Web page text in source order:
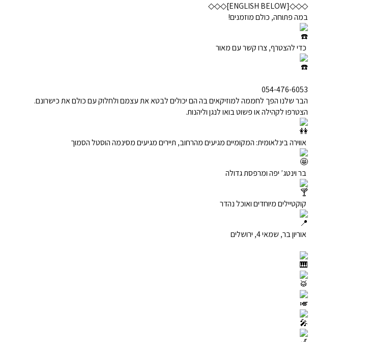
◇◇◇[ENGLISH BELOW]◇◇◇
במה פתוחה, כולם מוזמנים!
כדי להצטרף, צרו קשר עם מאור
054-476-6053
הבר שלנו הפך לחממה למוזיקאים בה הם יכולים לבטא את עצמם ולחלוק עם כולם את כישרונם.
הצטרפו לקהילה או פשוט בואו לנגן וליהנות.
אווירה בינלאומית: המקומיים מגיעים מהרחוב, תיירים מגיעים מסינמה הוסטל הסמוך
בר וינטג’ יפה ומרפסת גדולה
קוקטיילים מיוחדים ואוכל נהדר
אוריון בר, שמאי 4, ירושלים